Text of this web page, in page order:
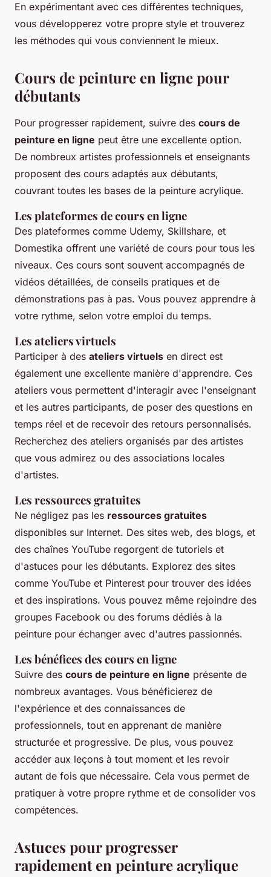
En expérimentant avec ces différentes techniques,
vous développerez votre propre style et trouverez
les méthodes qui vous conviennent le mieux.
Cours de peinture en ligne pour
débutants
Pour progresser rapidement, suivre des cours de
peinture en ligne peut être une excellente option.
De nombreux artistes professionnels et enseignants
proposent des cours adaptés aux débutants,
couvrant toutes les bases de la peinture acrylique.
Les plateformes de cours en ligne
Des plateformes comme Udemy, Skillshare, et
Domestika offrent une variété de cours pour tous les
niveaux. Ces cours sont souvent accompagnés de
vidéos détaillées, de conseils pratiques et de
démonstrations pas à pas. Vous pouvez apprendre à
votre rythme, selon votre emploi du temps.
Les ateliers virtuels
Participer à des ateliers virtuels en direct est
également une excellente manière d'apprendre. Ces
ateliers vous permettent d'interagir avec l'enseignant
et les autres participants, de poser des questions en
temps réel et de recevoir des retours personnalisés.
Recherchez des ateliers organisés par des artistes
que vous admirez ou des associations locales
d'artistes.
Les ressources gratuites
Ne négligez pas les ressources gratuites
disponibles sur Internet. Des sites web, des blogs, et
des chaînes YouTube regorgent de tutoriels et
d'astuces pour les débutants. Explorez des sites
comme YouTube et Pinterest pour trouver des idées
et des inspirations. Vous pouvez même rejoindre des
groupes Facebook ou des forums dédiés à la
peinture pour échanger avec d'autres passionnés.
Les bénéfices des cours en ligne
Suivre des cours de peinture en ligne présente de
nombreux avantages. Vous bénéficierez de
l'expérience et des connaissances de
professionnels, tout en apprenant de manière
structurée et progressive. De plus, vous pouvez
accéder aux leçons à tout moment et les revoir
autant de fois que nécessaire. Cela vous permet de
pratiquer à votre propre rythme et de consolider vos
compétences.
Astuces pour progresser
rapidement en peinture acrylique